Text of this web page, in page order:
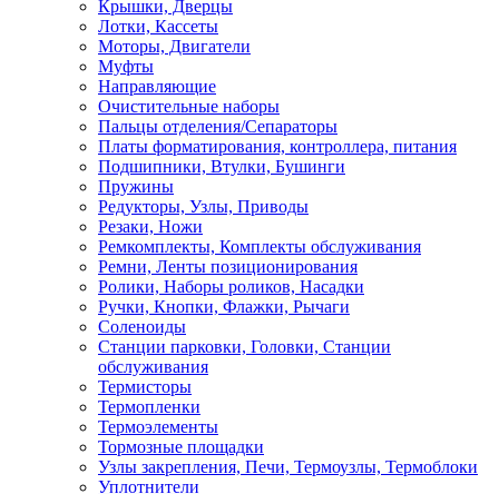
Крышки, Дверцы
Лотки, Кассеты
Моторы, Двигатели
Муфты
Направляющие
Очистительные наборы
Пальцы отделения/Сепараторы
Платы форматирования, контроллера, питания
Подшипники, Втулки, Бушинги
Пружины
Редукторы, Узлы, Приводы
Резаки, Ножи
Ремкомплекты, Комплекты обслуживания
Ремни, Ленты позиционирования
Ролики, Наборы роликов, Насадки
Ручки, Кнопки, Флажки, Рычаги
Соленоиды
Станции парковки, Головки, Станции
обслуживания
Термисторы
Термопленки
Термоэлементы
Тормозные площадки
Узлы закрепления, Печи, Термоузлы, Термоблоки
Уплотнители